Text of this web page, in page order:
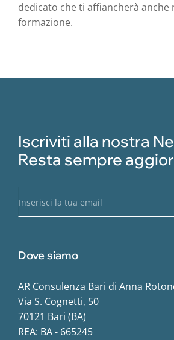
dedicato che ti affiancherà anche
formazione.
Iscriviti alla nostra
Resta sempre
Dove siamo
AR Consulenza Bari di Anna
Via S. Cognetti, 50
70121 Bari (BA)
REA: BA - 665245